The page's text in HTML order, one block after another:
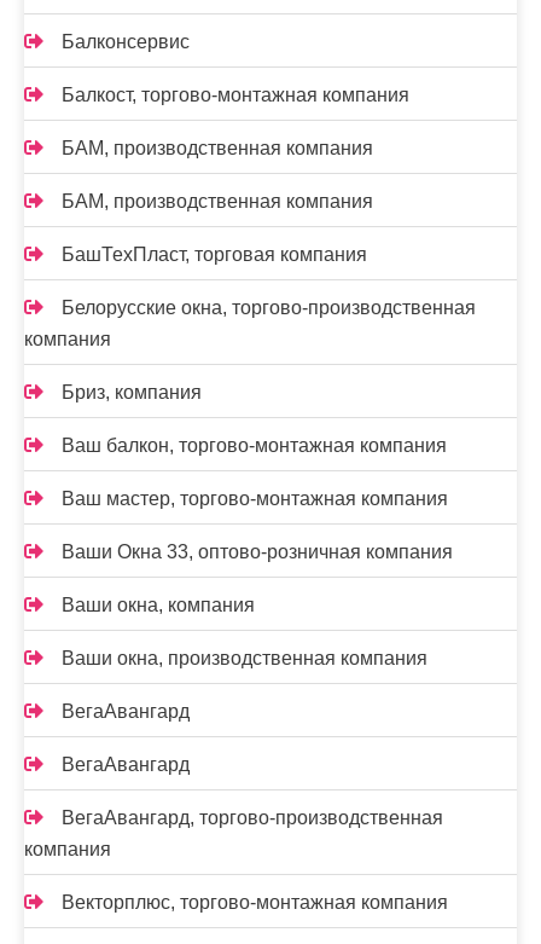
Балконсервис
Балкост, торгово-монтажная компания
БАМ, производственная компания
БАМ, производственная компания
БашТехПласт, торговая компания
Белорусские окна, торгово-производственная
компания
Бриз, компания
Ваш балкон, торгово-монтажная компания
Ваш мастер, торгово-монтажная компания
Ваши Окна 33, оптово-розничная компания
Ваши окна, компания
Ваши окна, производственная компания
ВегаАвангард
ВегаАвангард
ВегаАвангард, торгово-производственная
компания
Векторплюс, торгово-монтажная компания